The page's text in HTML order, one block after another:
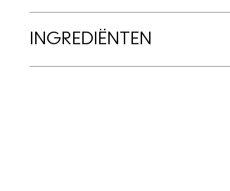
INGREDIËNTEN